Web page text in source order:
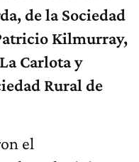
de la Sociedad
Kilmurray,
Carlota y
Rural de
el